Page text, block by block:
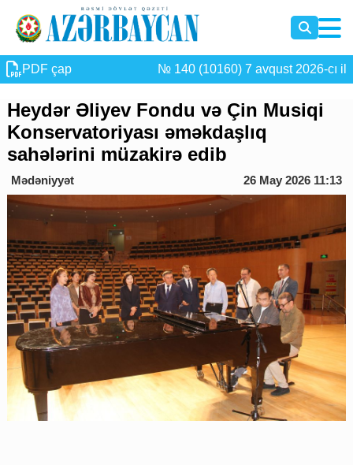
PDF çap № 140 (10160) 7 avqust 2026-cı il
Heydər Əliyev Fondu və Çin Musiqi
Konservatoriyası əməkdaşlıq
sahələrini müzakirə edib
Mədəniyyət 26 May 2026 11:13